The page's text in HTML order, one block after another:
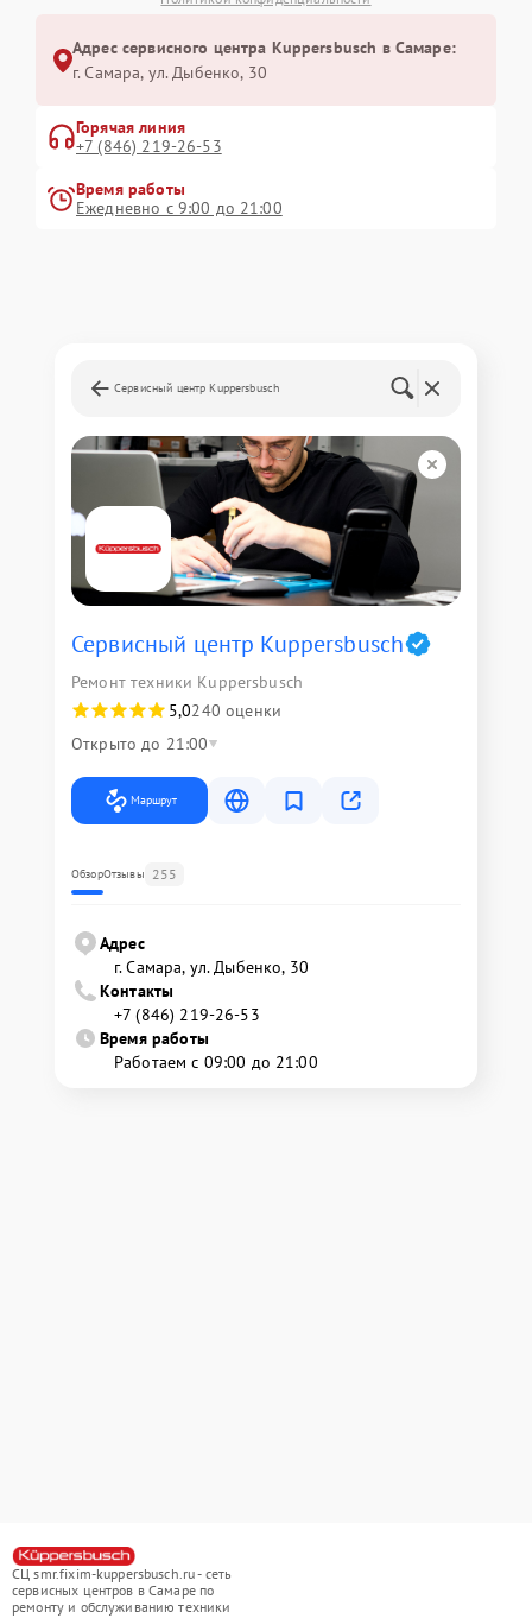
Адрес сервисного центра Kuppersbusch в Самаре:
г. Самара, ул. Дыбенко, 30
Горячая линия
+7 (846) 219-26-53
Время работы
Ежедневно с 9:00 до 21:00
Сервисный центр Kuppersbusch
Сервисный центр Kuppersbusch
Ремонт техники Kuppersbusch
5,0240 оценки
Открыто до 21:00
Маршрут
ОбзорОтзывы 255
Адрес
г. Самара, ул. Дыбенко, 30
Контакты
+7 (846) 219-26-53
Время работы
Работаем с 09:00 до 21:00
СЦ smr.fixim-kuppersbusch.ru - сеть
сервисных центров в Самаре по
ремонту и обслуживанию техники